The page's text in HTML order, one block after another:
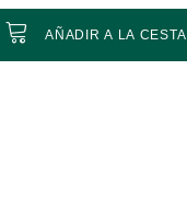
AÑADIR A LA CESTA